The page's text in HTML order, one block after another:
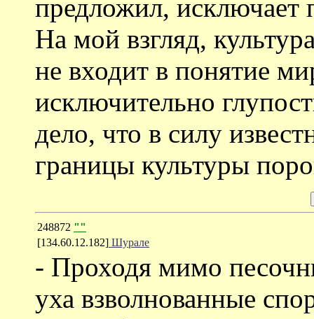
предложил, исключает
На мой взгляд,
не входит в понятие
исключительно
дело, что в силу
границы культуры
248872 ""
[134.60.12.182] Шурале
- Проходя мимо
уха взволнованные